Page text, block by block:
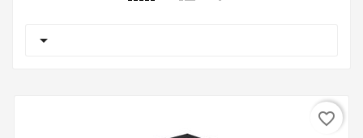

favorite_border